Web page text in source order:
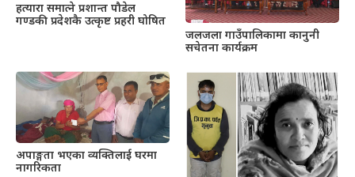
हत्यारा समात्ने प्रशान्त पौडेल
गण्डकी प्रदेशकै उत्कृष्ट प्रहरी घोषित
जलजला गाउँपालिकामा कानुनी
सचेतना कार्यक्रम
अपाङ्गता भएका व्यक्तिलाई घरमा
नागरिकता